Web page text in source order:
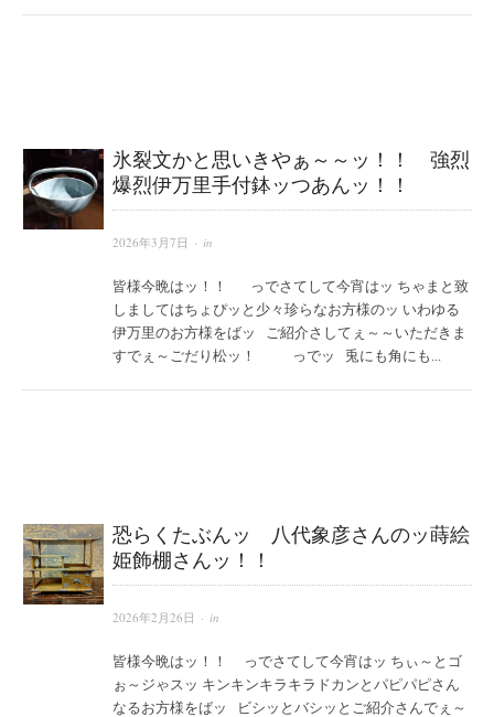
氷裂文かと思いきやぁ～～ッ！！ 強烈
爆烈伊万里手付鉢ッつあんッ！！
2026年3月7日 · in
皆様今晩はッ！！ っでさてして今宵はッ ちゃまと致
しましてはちょぴッと少々珍らなお方様のッ いわゆる
伊万里のお方様をばッ ご紹介さしてぇ～～いただきま
すでぇ～ごだり松ッ！ っでッ 兎にも角にも...
恐らくたぶんッ 八代象彦さんのッ蒔絵
姫飾棚さんッ！！
2026年2月26日 · in
皆様今晩はッ！！ っでさてして今宵はッ ちぃ～とゴ
ぉ～ジゃスッ キンキンキラキラドカンとパピパピさん
なるお方様をばッ ビシッとバシッとご紹介さんでぇ～